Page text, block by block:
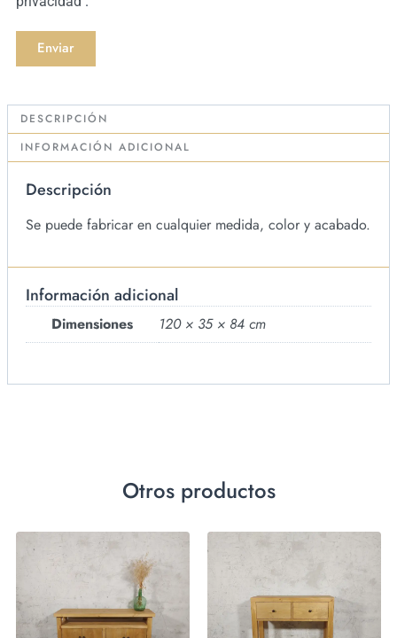
Enviar
DESCRIPCIÓN
INFORMACIÓN ADICIONAL
Descripción
Se puede fabricar en cualquier medida, color y acabado.
Información adicional
Dimensiones 120 × 35 × 84 cm
Otros productos